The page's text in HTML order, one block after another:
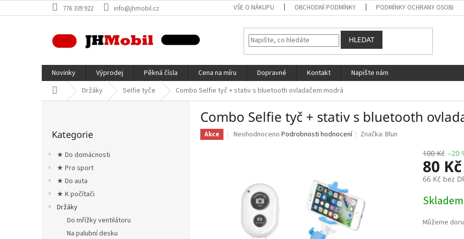
na
776 339 922 info@jhmobil.cz VŠE O NÁKUPU OBCHODNÍ PODMÍNKY PODMÍNKY OCHRANY
HLEDAT
Novinky Výprodej Pěkná čísla Cena na míru Dopravné Kontakt
Napište nám
Domů Držáky Selfie tyče Combo Selfie tyč + stativ s bluetooth ovladačem modrá
kategorie
Kategorie
★ Do domácnosti
★ Pro sport
★ Do auta
★ K počítači
Držáky
Do mřížky ventilátoru
Na palubní desku
Combo Selfie tyč + stativ s bluetooth
Akce
Průměrné
hvězdiček.
Neohodnoceno Podrobnosti hodnocení Značka:Blun
100 Kč –20
80 Kč
66 Kč bez
cena:
Skladem